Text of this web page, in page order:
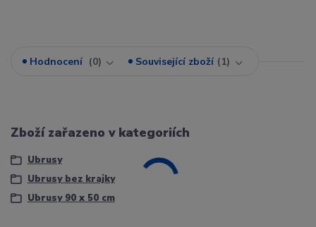
Hodnocení 0 Související zboží 1
Zboží zařazeno v kategoriích
Ubrusy
Ubrusy bez krajky
Ubrusy 90 x 50 cm